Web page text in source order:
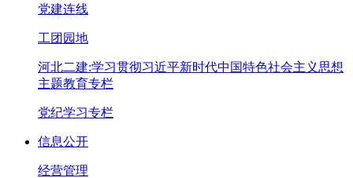
党建连线
工团园地
河北二建:学习贯彻习近平新时代中国特色社会主义思想
主题教育专栏
党纪学习专栏
信息公开
经营管理